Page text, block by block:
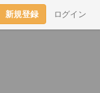
新規登録 ログイン